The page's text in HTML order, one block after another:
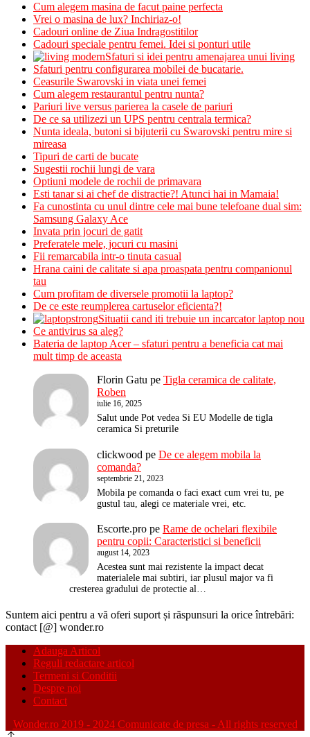
Cum alegem masina de facut paine perfecta
Vrei o masina de lux? Inchiriaz-o!
Cadouri online de Ziua Indragostitilor
Cadouri speciale pentru femei. Idei si ponturi utile
Sfaturi si idei pentru amenajarea unui living
Sfaturi pentru configurarea mobilei de bucatarie.
Ceasurile Swarovski in viata unei femei
Cum alegem restaurantul pentru nunta?
Pariuri live versus parierea la casele de pariuri
De ce sa utilizezi un UPS pentru centrala termica?
Nunta ideala, butoni si bijuterii cu Swarovski pentru mire si
mireasa
Tipuri de carti de bucate
Sugestii rochii lungi de vara
Optiuni modele de rochii de primavara
Esti tanar si ai chef de distractie?! Atunci hai in Mamaia!
Fa cunostinta cu unul dintre cele mai bune telefoane dual sim:
Samsung Galaxy Ace
Invata prin jocuri de gatit
Preferatele mele, jocuri cu masini
Fii remarcabila intr-o tinuta casual
Hrana caini de calitate si apa proaspata pentru companionul
tau
Cum profitam de diversele promotii la laptop?
De ce este reumplerea cartuselor eficienta?!
Situatii cand iti trebuie un incarcator laptop nou
Ce antivirus sa aleg?
Bateria de laptop Acer – sfaturi pentru a beneficia cat mai
mult timp de aceasta
Florin Gatu pe Tigla ceramica de calitate,
Roben
iulie 16, 2025
Salut unde Pot vedea Si EU Modelle de tigla
ceramica Si preturile
clickwood pe De ce alegem mobila la
comanda?
septembrie 21, 2023
Mobila pe comanda o faci exact cum vrei tu, pe
gustul tau, alegi ce materiale vrei, etc.
Escorte.pro pe Rame de ochelari flexibile
pentru copii: Caracteristici si beneficii
august 14, 2023
Acestea sunt mai rezistente la impact decat
materialele mai subtiri, iar plusul major va fi
cresterea gradului de protectie al…
Suntem aici pentru a vă oferi suport și răspunsuri la orice întrebări:
contact [@] wonder.ro
Adauga Articol
Reguli redactare articol
Termeni si Conditii
Despre noi
Contact
Wonder.ro 2019 - 2024 Comunicate de presa - All rights reserved